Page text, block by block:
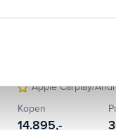
Opel Corsa
Apple Carplay/
Kopen
14.895,-